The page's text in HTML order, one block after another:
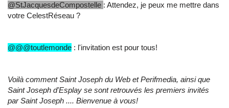
@StJacquesdeCompostelle : Attendez, je peux me mettre dans
votre CelestRéseau ?
@@@toutlemonde : l'invitation est pour tous!
Voilà comment Saint Joseph du Web et Perifmedia, ainsi que
Saint Joseph d'Esplay se sont retrouvés les premiers invités
par Saint Joseph .... Bienvenue à vous!